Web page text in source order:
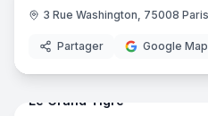
3 Rue Washington, 75008 Paris
Partager Google
Le Grand Tigre